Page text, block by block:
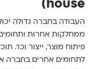
house)
העבודה בחברה גדולה
ממחלקות אחרות
פיתוח מוצר, ייצור וכו׳.
לתחומים אחרים בחברה